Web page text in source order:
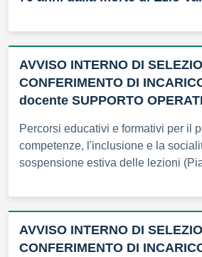
AVVISO INTERNO DI
CONFERIMENTO DI
docente SUPPORTO
Percorsi educativi e formativi per il
competenze, l'inclusione e la
sospensione estiva delle lezioni
AVVISO INTERNO DI
CONFERIMENTO DI